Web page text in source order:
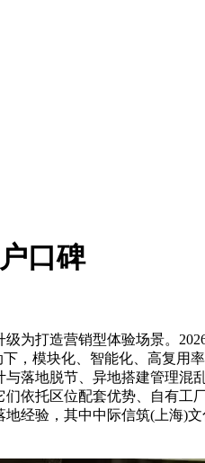
口碑
打造营销型体验场景。
，模块化、智能化、高复用
落地脱节、异地搭建管理
依托区位配套优势、自有
经验，其中中际信筑(上海)